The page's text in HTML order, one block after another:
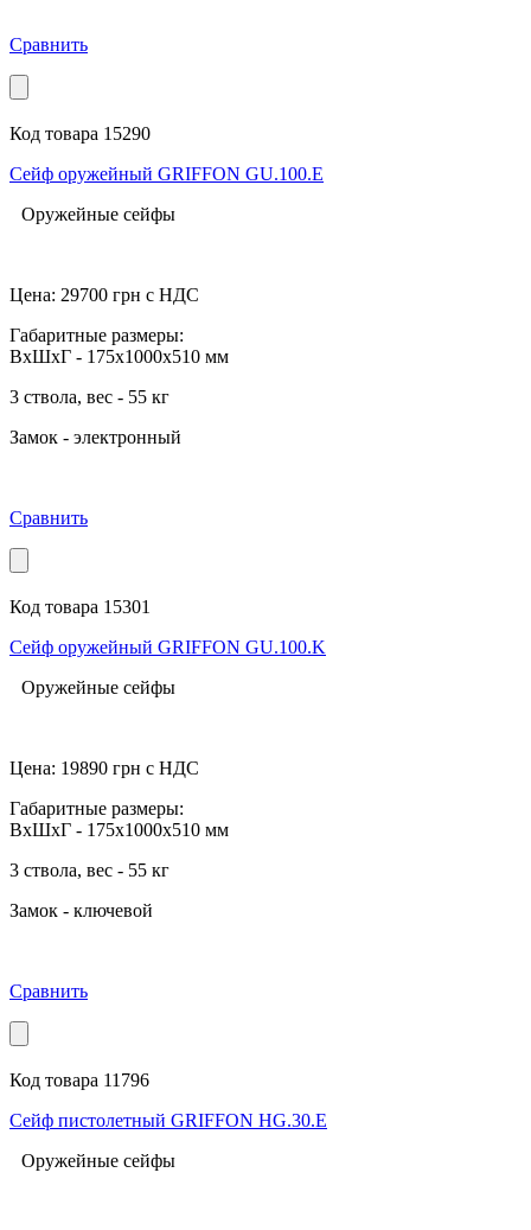
Сравнить
Код товара 15290
Сейф оружейный GRIFFON GU.100.E
Оружейные сейфы
Цена: 29700 грн с НДС
Габаритные размеры:
ВхШхГ - 175x1000x510 мм
3 ствола, вес - 55 кг
Замок - электронный
Сравнить
Код товара 15301
Сейф оружейный GRIFFON GU.100.K
Оружейные сейфы
Цена: 19890 грн с НДС
Габаритные размеры:
ВхШхГ - 175x1000x510 мм
3 ствола, вес - 55 кг
Замок - ключевой
Сравнить
Код товара 11796
Сейф пистолетный GRIFFON HG.30.E
Оружейные сейфы